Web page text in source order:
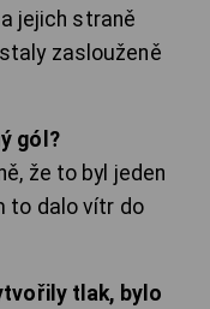
jejich straně
zaslouženě
gól?
že to byl jeden
to dalo vítr do
tlak, bylo